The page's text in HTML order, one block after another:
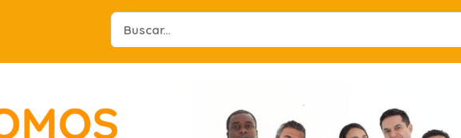
Search
...